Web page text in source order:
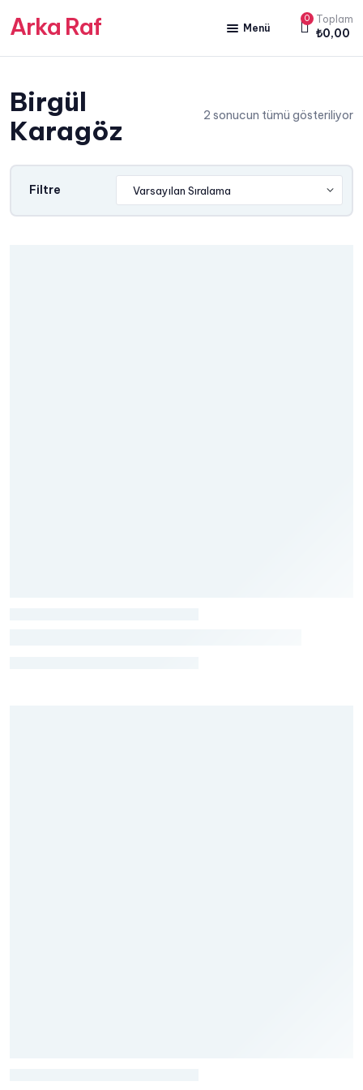
Arka Raf Menü
ANA SAYFA
HAKKIMIZDA
KİTAP SATIŞ
YAYIN PAKETLERİMİZ
0 Toplam
₺0,00
Birgül
Karagöz
2 sonucun tümü gösteriliyor
Filtre